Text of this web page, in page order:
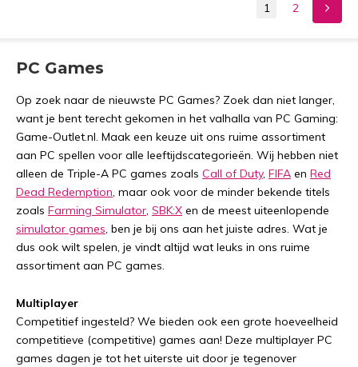
1 2
PC Games
Op zoek naar de nieuwste PC Games? Zoek dan niet langer,
want je bent terecht gekomen in het valhalla van PC Gaming:
Game-Outlet.nl. Maak een keuze uit ons ruime assortiment
aan PC spellen voor alle leeftijdscategorieën. Wij hebben niet
alleen de Triple-A PC games zoals Call of Duty, FIFA en Red
Dead Redemption, maar ook voor de minder bekende titels
zoals Farming Simulator, SBK:X en de meest uiteenlopende
simulator games, ben je bij ons aan het juiste adres. Wat je
dus ook wilt spelen, je vindt altijd wat leuks in ons ruime
assortiment aan PC games.
Multiplayer
Competitief ingesteld? We bieden ook een grote hoeveelheid
competitieve (competitive) games aan! Deze multiplayer PC
games dagen je tot het uiterste uit door je tegenover